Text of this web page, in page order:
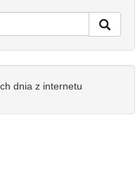
dnia z internetu